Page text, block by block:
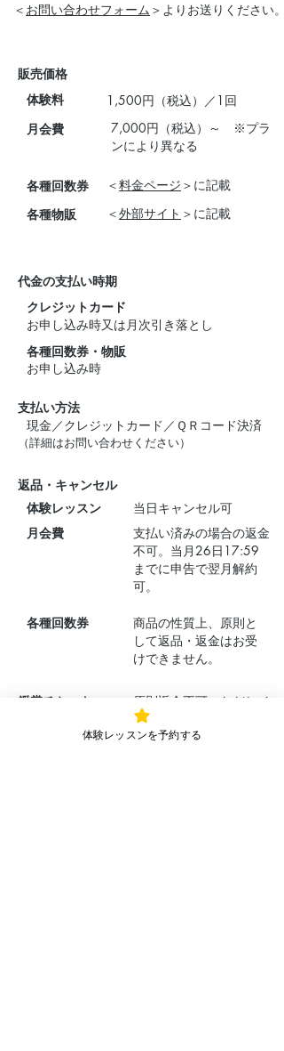
＜ お問い合わせフォーム ＞よりお送りください。
販売価格
体験料
1,500円（税込）／1回
月会費
7,000円（税込）～ ※プラ
ンにより異なる
各種回数券 ＜料金ページ ＞に記載
各種物販
＜外部サイト ＞に記載
代金の支払い時期
クレジットカード
お申し込み時又は月次引き落とし
各種回数券・物販
お申し込み時
支払い方法
現金／クレジットカード／ＱＲコード決済
（詳細はお問い合わせください）
返品・キャンセル
体験レッスン
当日キャンセル可
月会費
支払い済みの場合の返金
不可。当月26日17:59
までに申告で翌月解約
可。
各種回数券
商品の性質上、原則と
して返品・返金はお受
けできません。
鑑賞チケット
原則返金不可。ただしイ
ベント等が中止となった
場合は全額返金。
体験レッスンを予約する